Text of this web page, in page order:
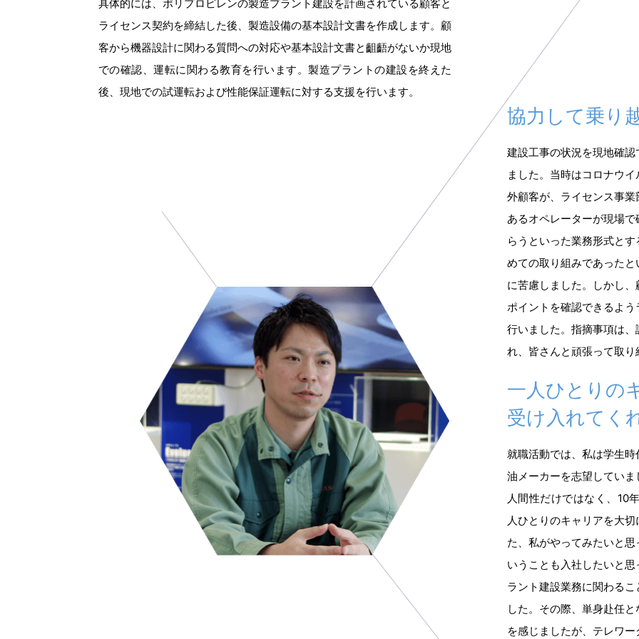
具体的には、ポリプロピレンの製造プラント建設を計画されている顧客と
ライセンス契約を締結した後、製造設備の基本設計文書を作成します。顧
客から機器設計に関わる質問への対応や基本設計文書と齟齬がないか現地
での確認、運転に関わる教育を行います。製造プラントの建設を終えた
後、現地での試運転および性能保証運転に対する支援を行います。
協力して乗り
建設工事の状況を現地確
ました。当時はコロナウ
外顧客が、ライセンス事
あるオペレーターが現場
らうといった業務形式と
めての取り組みであった
に苦慮しました。しかし
ポイントを確認できるよ
行いました。指摘事項は
れ、皆さんと頑張って取
一人ひとりの
受け入れてく
就職活動では、私は学生
油メーカーを志望してい
人間性だけではなく、10
人ひとりのキャリアを大
た、私がやってみたいと
いうことも入社したいと
ラント建設業務に関わる
した。その際、単身赴任
を感じましたが、テレワ